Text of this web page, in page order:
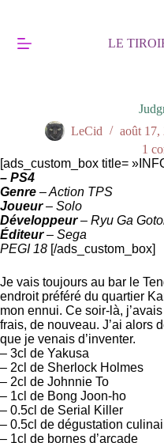
LE
LeCid
août 17,
1
[ads_custom_box title=
– PS4
Genre – Action TPS
Joueur– Solo
Développeur– Ryu Ga
Éditeur– Sega
PEGI 18 [/ads_custom_box]
Je vais toujours au bar le
endroit préféré du quartier
mon ennui. Ce soir-là,
frais, de nouveau. J’ai alors
que je venais d’inventer.
– 3cl de Yakusa
– 2cl de Sherlock Holmes
– 2cl de Johnnie To
– 1cl de Bong Joon-ho
– 0.5cl de Serial Killer
– 0.5cl de dégustation
– 1cl de bornes d’arcade